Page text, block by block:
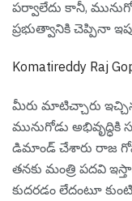
పర్వాలేదు కానీ,
ప్రభుత్వానికి చెప్పినా
Komatireddy Raj
మీరు మాటిచ్చారు
మునుగోడు
డిమాండ్ చేశారు రాజ
త‌న‌కు మంత్రి ప‌ద‌వి
కుద‌ర‌డం లేదంటూ